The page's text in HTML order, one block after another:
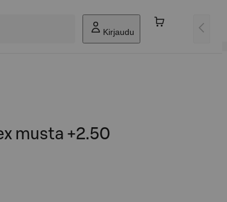
Kirjaudu
musta +2.50